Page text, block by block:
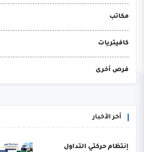
مكاتب
كافيتريات
فرص أخرى
أخر الأخبار
إنتظام حركتي التداول